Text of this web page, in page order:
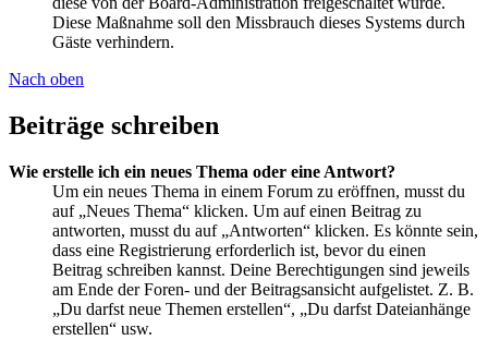
Diese Maßnahme soll den Missbrauch dieses Systems durch
Gäste verhindern.
Nach oben
Beiträge schreiben
Wie erstelle ich ein neues Thema oder eine Antwort?
Um ein neues Thema in einem Forum zu eröffnen, musst du
auf „Neues Thema“ klicken. Um auf einen Beitrag zu
antworten, musst du auf „Antworten“ klicken. Es könnte sein,
dass eine Registrierung erforderlich ist, bevor du einen
Beitrag schreiben kannst. Deine Berechtigungen sind jeweils
am Ende der Foren- und der Beitragsansicht aufgelistet. Z. B.
„Du darfst neue Themen erstellen“, „Du darfst Dateianhänge
erstellen“ usw.